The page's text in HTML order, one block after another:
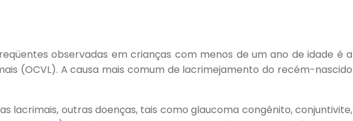
observadas em crianças com menos de um ano de idade é a
(OCVL). A causa mais comum de lacrimejamento do recém-nascido
lacrimais, outras doenças, tais como glaucoma congênito, conjuntivite,